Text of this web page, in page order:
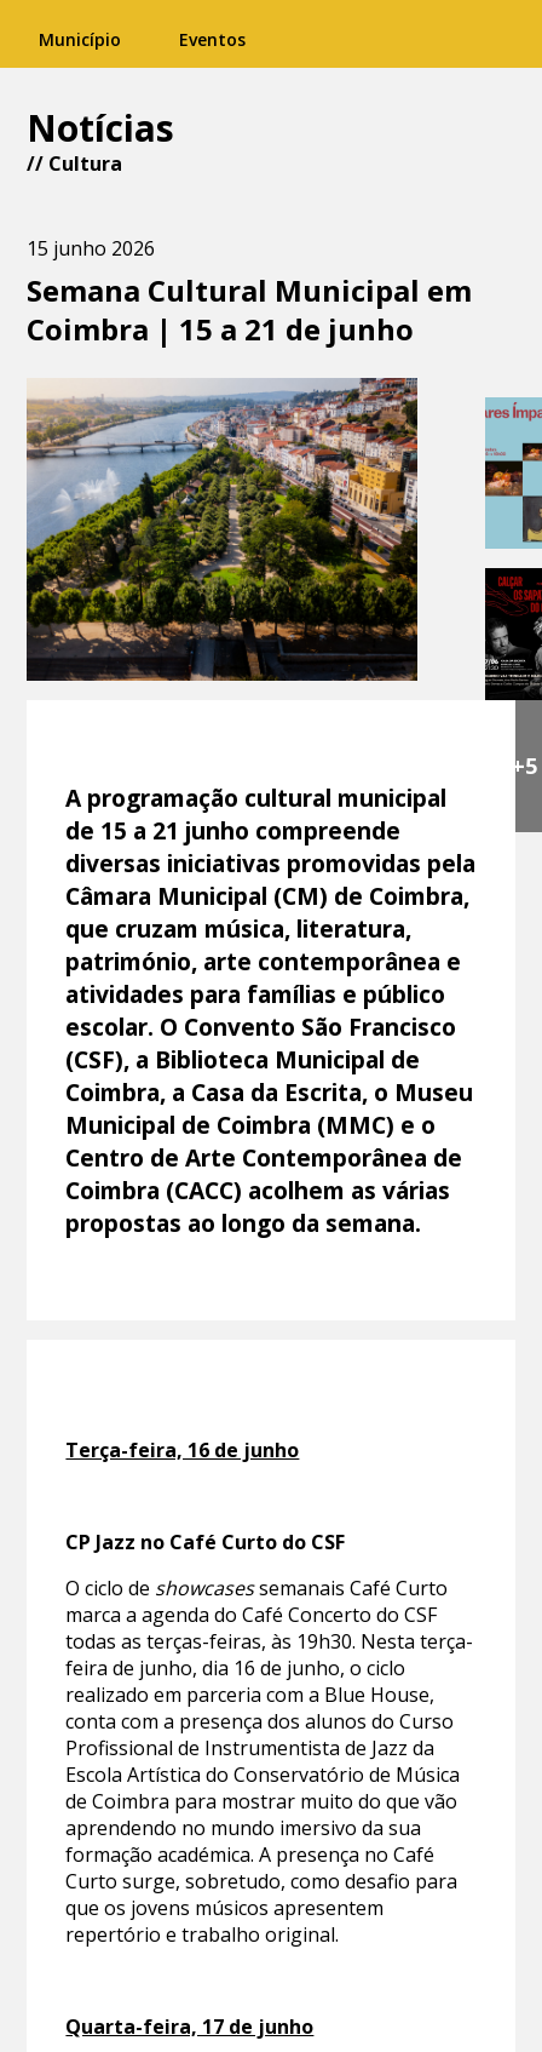
Município Eventos
Notícias
// Cultura
15 junho 2026
Semana Cultural Municipal em
Coimbra | 15 a 21 de junho
+5
A programação cultural municipal
de 15 a 21 junho compreende
diversas iniciativas promovidas pela
Câmara Municipal (CM) de Coimbra,
que cruzam música, literatura,
património, arte contemporânea e
atividades para famílias e público
escolar. O Convento São Francisco
(CSF), a Biblioteca Municipal de
Coimbra, a Casa da Escrita, o Museu
Municipal de Coimbra (MMC) e o
Centro de Arte Contemporânea de
Coimbra (CACC) acolhem as várias
propostas ao longo da semana.
Terça-feira, 16 de junho
CP Jazz no Café Curto do CSF
O ciclo de showcasessemanais Café Curto
marca a agenda do Café Concerto do CSF
todas as terças-feiras, às 19h30. Nesta terça-
feira de junho, dia 16 de junho, o ciclo
realizado em parceria com a Blue House,
conta com a presença dos alunos do Curso
Profissional de Instrumentista de Jazz da
Escola Artística do Conservatório de Música
de Coimbra para mostrar muito do que vão
aprendendo no mundo imersivo da sua
formação académica. A presença no Café
Curto surge, sobretudo, como desafio para
que os jovens músicos apresentem
repertório e trabalho original.
Quarta-feira, 17 de junho